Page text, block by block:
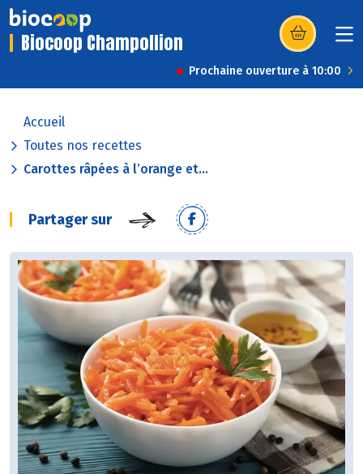
Biocoop Champollion (s’ouvre dans
Prochaine ouverture à 10:00
Accueil
Toutes nos recettes
Carottes râpées à l’orange et...
Partager sur